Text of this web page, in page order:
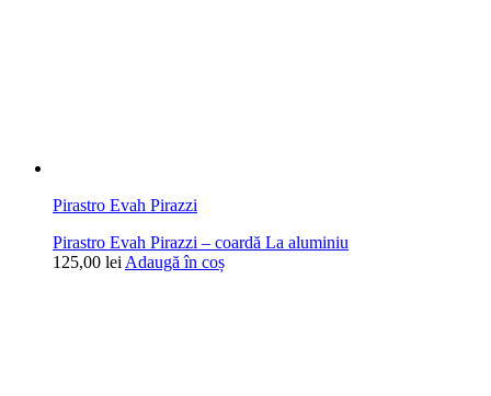
Pirastro Evah Pirazzi
Pirastro Evah Pirazzi – coardă La aluminiu
125,00 lei Adaugă în coș